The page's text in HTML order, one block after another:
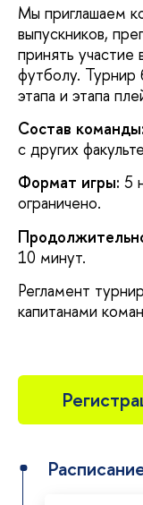
Мы приглашаем
выпускников,
принять
футболу. Турнир
этапа и этапа
Состав команды:
с других
Формат игры: 5
ограничено.
10 минут.
Регламент
капитанами